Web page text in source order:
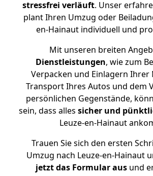
stressfrei verläuft. Unser
plant Ihren Umzug oder
en-Hainaut individuell und
Mit unseren breiten
Dienstleistungen, wie zum
Verpacken und Einlagern Ihrer
Transport Ihres Autos und dem
persönlichen Gegenstände,
sein, dass alles sicher und
Leuze-en-Hainaut
Trauen Sie sich den ersten
Umzug nach Leuze-en-Hainaut
jetzt das Formular aus und